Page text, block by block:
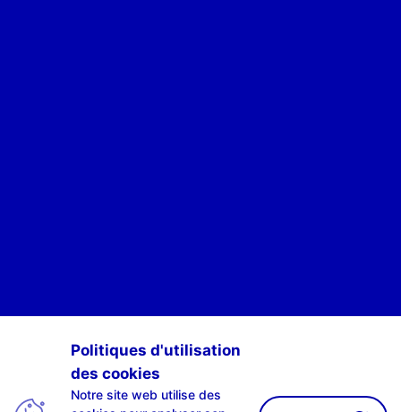
POUR ÊTRE INFORMÉ·E·S DES ACTIVITÉS DE SCAN-R
S'INSCRIRE À NOTRE NEWSLETTE-R
Politiques d'utilisation
des cookies
Notre site web utilise des